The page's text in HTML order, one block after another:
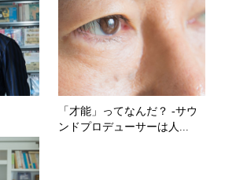
「才能」ってなんだ？ -サウ
ンドプロデューサーは人...